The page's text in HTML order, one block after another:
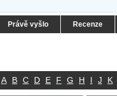
Právě vyšlo Recenze
A B C D E F G H I J K